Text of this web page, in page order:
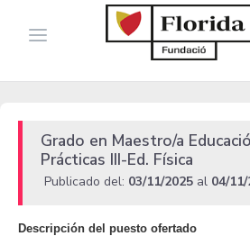
Grado en Maestro/a
Prácticas III-Ed. Física
Publicado del: 03/11/2025 al 04/
Descripción del puesto ofertado